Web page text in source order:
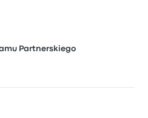
Partnerskiego